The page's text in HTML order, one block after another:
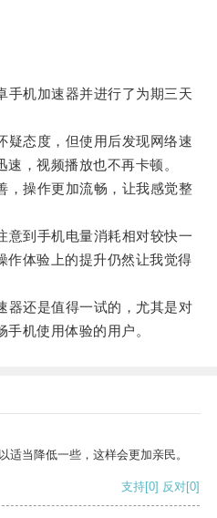
机加速器并进行了为期三天
态度，但使用后发现网络速
，视频播放也不再卡顿。
操作更加流畅，让我感觉整
到手机电量消耗相对较快一
作体验上的提升仍然让我觉得
还是值得一试的，尤其是对
机使用体验的用户。
适当降低一些，这样会更加亲民。
支持[0] 反对[0]